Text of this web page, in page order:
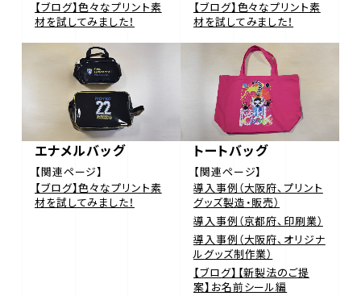
【ブログ】色々なプリント素
材を試してみました！
【ブログ】色々なプリント素
材を試してみました！
エナメルバッグ
【関連ページ】
【ブログ】色々なプリント素
材を試してみました！
トートバッグ
【関連ページ】
導入事例（大阪府、プリント
グッズ製造・販売）
導入事例（京都府、印刷業）
導入事例（大阪府、オリジナ
ルグッズ制作業）
【ブログ】【新製法のご提
案】お名前シール編